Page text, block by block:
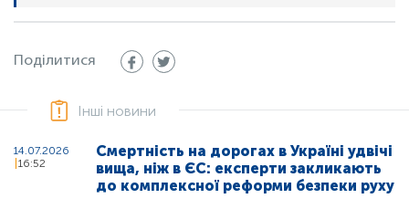
Поділитися
Інші новини
14.07.2026
16:52
Смертність на дорогах в Україні удвічі
вища, ніж в ЄС: експерти закликають
до комплексної реформи безпеки руху